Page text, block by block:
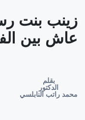
زينب بنت
عاش بين
بقلم
الدكتور
محمد راتب النابلسي